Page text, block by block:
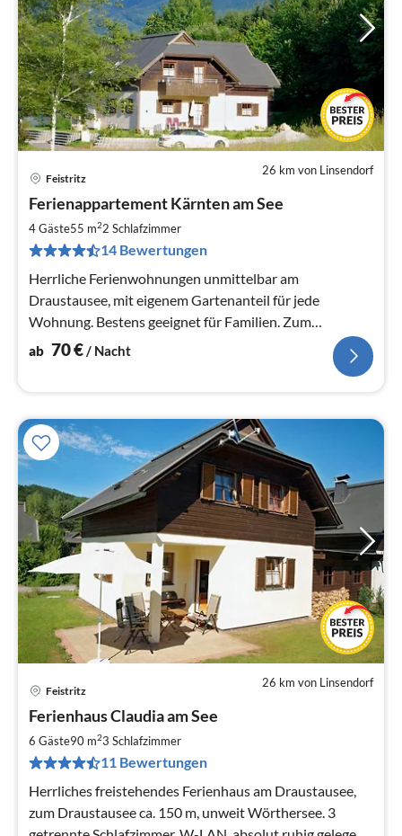
26 km von Linsendorf
Feistritz
Ferienappartement Kärnten am See
4 Gäste55 m22 Schlafzimmer
14 Bewertungen
Herrliche Ferienwohnungen unmittelbar am
Draustausee, mit eigenem Gartenanteil für jede
Wohnung. Bestens geeignet für Familien. Zum
Schwimmteich nur ca. 150 m ebenso zum Minigolf
ab 70€/ Nacht
26 km von Linsendorf
Feistritz
Ferienhaus Claudia am See
6 Gäste90 m23 Schlafzimmer
11 Bewertungen
Herrliches freistehendes Ferienhaus am Draustausee,
zum Draustausee ca. 150 m, unweit Wörthersee. 3